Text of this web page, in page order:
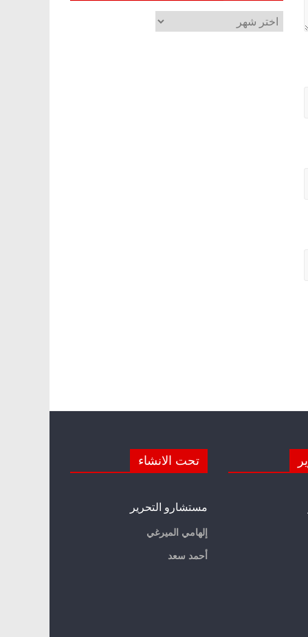
الأرشيف
تحت الانشاء
مستشارو التحرير
إلهامي الميرغي
أحمد سعد